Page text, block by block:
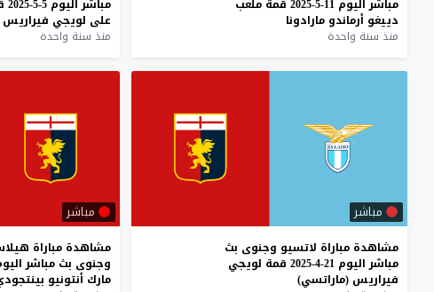
مباشر اليوم 11-5-2025 قمة ملعب
دييغو أرماندو مارادونا
منذ سنة واحدة
مباشر اليوم 5-5-2025
على لويجي فيراريس
منذ سنة واحدة
مباشر
مشاهدة مباراة لاتسيو وجنوى بث
مباشر اليوم 21-4-2025 قمة لويجي
فيراريس (ماراتسي)
مباشر
مشاهدة مباراة
وجنوى بث مباشر
مارك أنتونيو